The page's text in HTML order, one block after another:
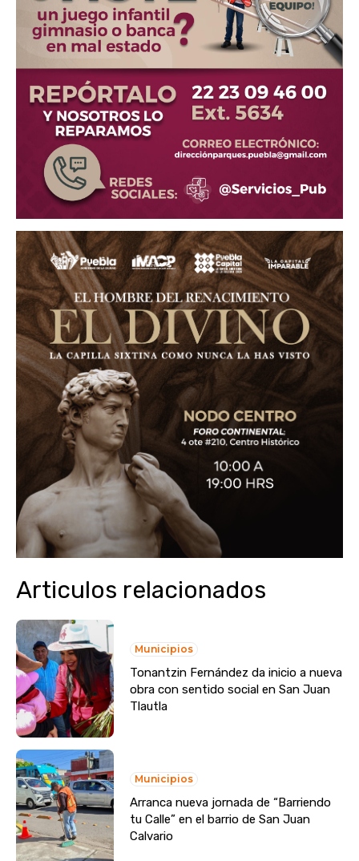
Articulos relacionados
Municipios
Tonantzin Fernández da inicio a nueva
obra con sentido social en San Juan
Tlautla
Municipios
Arranca nueva jornada de “Barriendo
tu Calle” en el barrio de San Juan
Calvario